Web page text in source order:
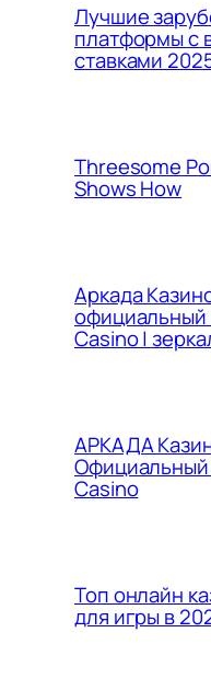
Лучшие
платформы с
ставками
Threesome
Shows How
Аркада
официальный
Casino |
АРКАДА
Официальный
Casino
Топ онлайн
для игры в